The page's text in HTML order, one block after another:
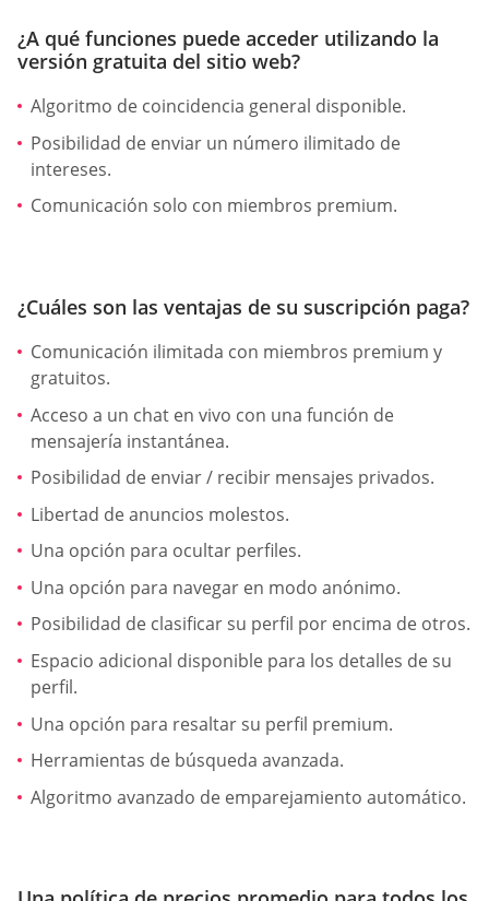
¿A qué funciones puede acceder utilizando la
versión gratuita del sitio web?
Algoritmo de coincidencia general disponible.
Posibilidad de enviar un número ilimitado de
intereses.
Comunicación solo con miembros premium.
¿Cuáles son las ventajas de su suscripción paga?
Comunicación ilimitada con miembros premium y
gratuitos.
Acceso a un chat en vivo con una función de
mensajería instantánea.
Posibilidad de enviar / recibir mensajes privados.
Libertad de anuncios molestos.
Una opción para ocultar perfiles.
Una opción para navegar en modo anónimo.
Posibilidad de clasificar su perfil por encima de otros.
Espacio adicional disponible para los detalles de su
perfil.
Una opción para resaltar su perfil premium.
Herramientas de búsqueda avanzada.
Algoritmo avanzado de emparejamiento automático.